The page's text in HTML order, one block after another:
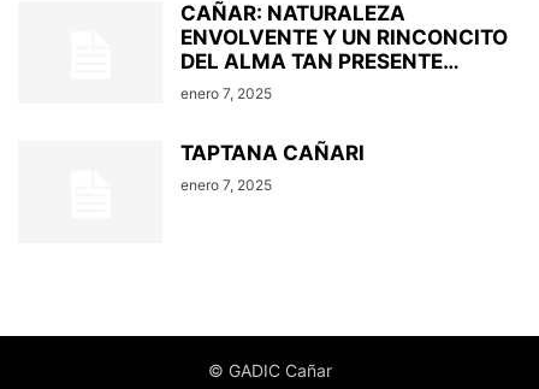
CAÑAR: NATURALEZA
ENVOLVENTE Y UN RINCONCITO
DEL ALMA TAN PRESENTE…
enero 7, 2025
TAPTANA CAÑARI
enero 7, 2025
© GADIC Cañar